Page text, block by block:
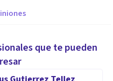
que te pueden